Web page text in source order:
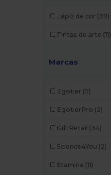
Lápiz de cor (39)
Tintas de arte (11)
Marcas
Egotier (11)
EgotierPro (2)
GiftRetail (34)
Science4You (2)
Stamina (11)